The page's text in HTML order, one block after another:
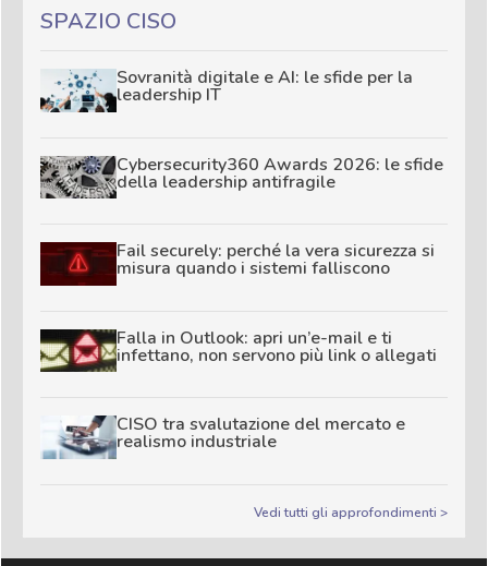
SPAZIO CISO
Sovranità digitale e AI: le sfide per la
leadership IT
Cybersecurity360 Awards 2026: le sfide
della leadership antifragile
Fail securely: perché la vera sicurezza si
misura quando i sistemi falliscono
Falla in Outlook: apri un’e-mail e ti
infettano, non servono più link o allegati
CISO tra svalutazione del mercato e
realismo industriale
Vedi tutti gli approfondimenti >